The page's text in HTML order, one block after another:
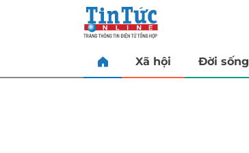
Xã hội Đời sống